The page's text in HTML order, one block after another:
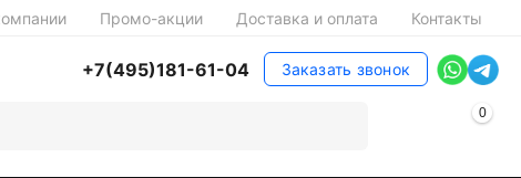
Промо-акции Доставка и оплата Контакты
+7(495)181-61-04 Заказать звонок
0